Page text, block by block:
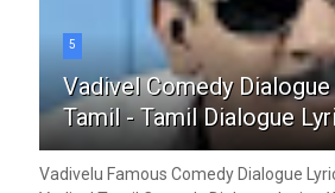
5
Vadivel Comedy
Tamil - Tamil Dialogue
Vadivelu Famous Comedy Dialogue